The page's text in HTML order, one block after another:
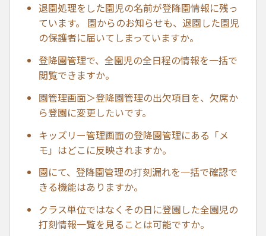
退園処理をした園児の名前が登降園情報に残っ
ています。 園からのお知らせも、退園した園児
の保護者に届いてしまっていますか。
登降園管理で、全園児の全日程の情報を一括で
閲覧できますか。
園管理画面＞登降園管理の出欠項目を、欠席か
ら登園に変更したいです。
キッズリー管理画面の登降園管理にある「メ
モ」はどこに反映されますか。
園にて、登降園管理の打刻漏れを一括で確認で
きる機能はありますか。
クラス単位ではなくその日に登園した全園児の
打刻情報一覧を見ることは可能ですか。